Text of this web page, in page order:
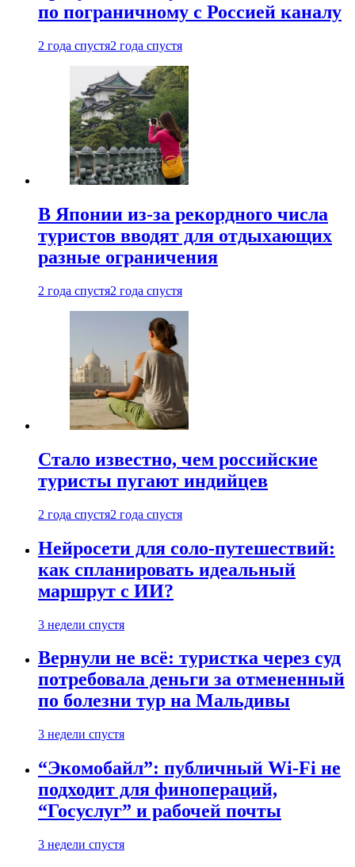
по пограничному с Россией каналу
2 года спустя2 года спустя
В Японии из-за рекордного числа
туристов вводят для отдыхающих
разные ограничения
2 года спустя2 года спустя
Стало известно, чем российские
туристы пугают индийцев
2 года спустя2 года спустя
Нейросети для соло-путешествий:
как спланировать идеальный
маршрут с ИИ?
3 недели спустя
Вернули не всё: туристка через суд
потребовала деньги за отмененный
по болезни тур на Мальдивы
3 недели спустя
“Экомобайл”: публичный Wi-Fi не
подходит для финопераций,
“Госуслуг” и рабочей почты
3 недели спустя